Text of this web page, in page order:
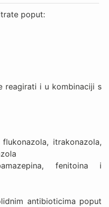
poput:
reagirati i u kombinaciji s
itrakonazola,
fenitoina i
antibioticima poput